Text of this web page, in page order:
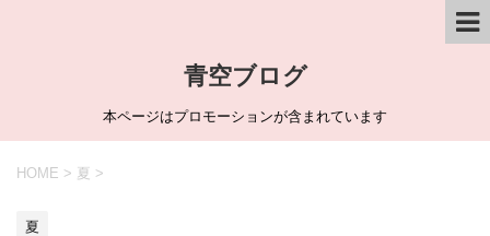
青空ブログ
本ページはプロモーションが含まれています
HOME > 夏 >
夏